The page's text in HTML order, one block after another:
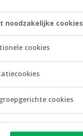
Dinsdag
Woensdag
Donderdag
09
noodzakelijke cookies
cookies
cookies